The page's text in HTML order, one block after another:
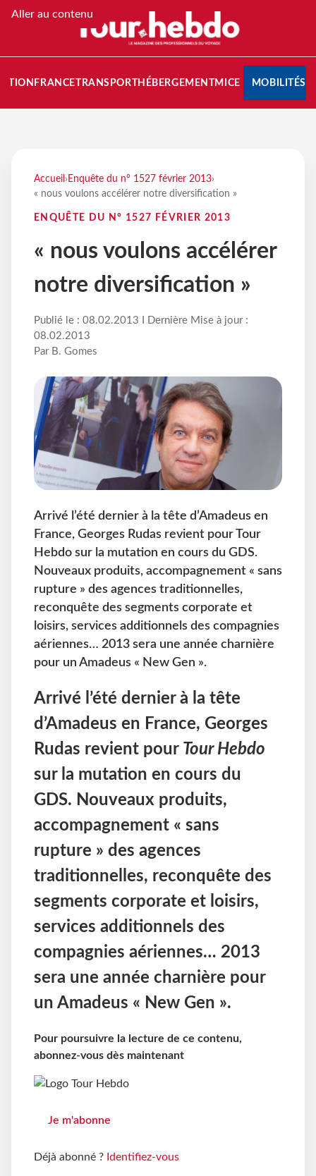
Aller au contenu
FRANCETRANSPORT HÉBERGEMENTMICE MOBILITÉS
Accueil › Enquête du n° 1527 février 2013›
« nous voulons accélérer notre diversification »
ENQUÊTE DU N° 1527 FÉVRIER 2013
« nous voulons accélérer
notre diversification »
Publié le : 08.02.2013 I Dernière Mise à jour :
08.02.2013
Par B. Gomes
Arrivé l’été dernier à la tête d’Amadeus en
France, Georges Rudas revient pour Tour
Hebdo sur la mutation en cours du GDS.
Nouveaux produits, accompagnement « sans
rupture » des agences traditionnelles,
reconquête des segments corporate et
loisirs, services additionnels des compagnies
aériennes… 2013 sera une année charnière
pour un Amadeus « New Gen ».
Arrivé l’été dernier à la tête
d’Amadeus en France, Georges
Rudas revient pour Tour Hebdo
sur la mutation en cours du
GDS. Nouveaux produits,
accompagnement « sans
rupture » des agences
traditionnelles, reconquête des
segments corporate et loisirs,
services additionnels des
compagnies aériennes… 2013
sera une année charnière pour
un Amadeus « New Gen ».
Pour poursuivre la lecture de ce contenu,
abonnez-vous dès maintenant
Je m'abonne
Déjà abonné ? Identifiez-vous